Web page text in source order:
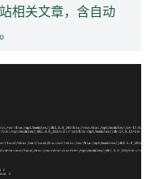
相关文章，含自动